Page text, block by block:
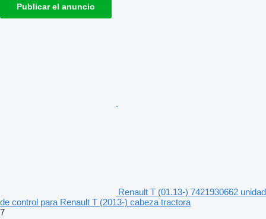
Publicar el anuncio
Renault T (01.13-) 7421930662 unidad
de control para Renault T (2013-) cabeza tractora
7